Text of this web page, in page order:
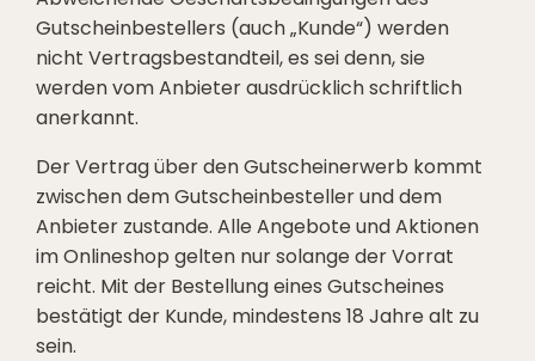
Gutscheinbestellers (auch „Kunde“) werden
nicht Vertragsbestandteil, es sei denn, sie
werden vom Anbieter ausdrücklich schriftlich
anerkannt.
Der Vertrag über den Gutscheinerwerb kommt
zwischen dem Gutscheinbesteller und dem
Anbieter zustande. Alle Angebote und Aktionen
im Onlineshop gelten nur solange der Vorrat
reicht. Mit der Bestellung eines Gutscheines
bestätigt der Kunde, mindestens 18 Jahre alt zu
sein.